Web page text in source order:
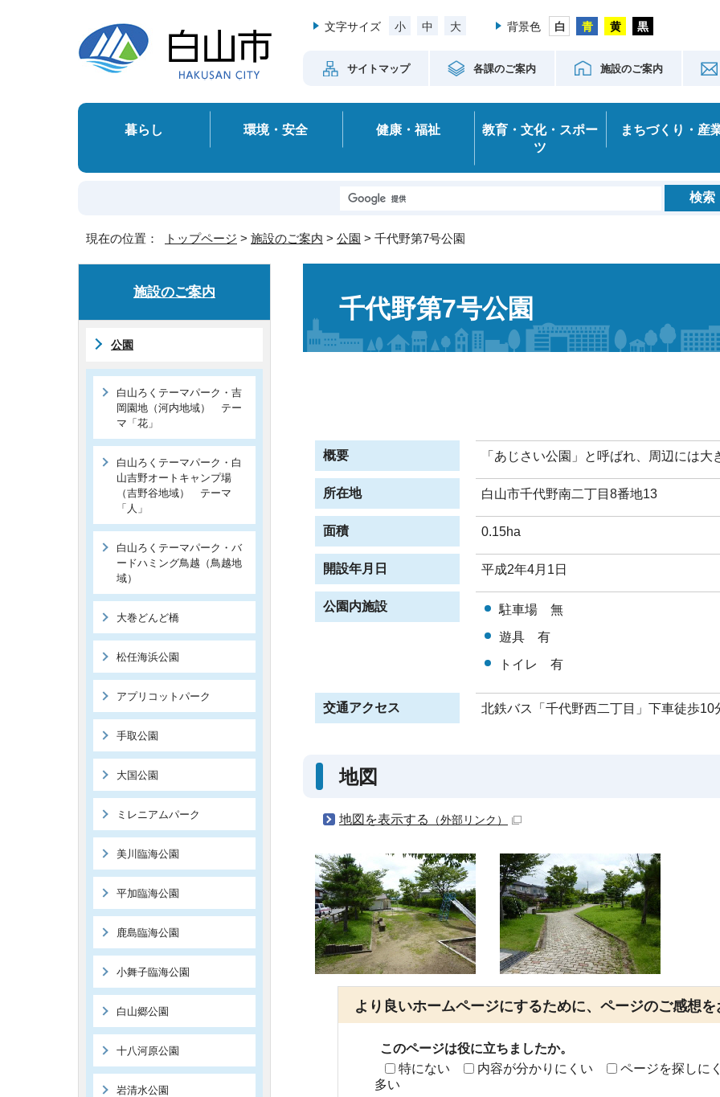
文字サイズ 小 中 大 背景色
サイトマップ 各課のご案内 施設のご案内
暮らし 環境・安全 健康・福祉
教育・文化・スポー
ツ
まちづくり・産
現在の位置： トップページ > 施設のご案内 > 公園 > 千代野第7号公園
千代野第7号公園
概要 「あじさい公園」と呼ばれ、周辺には大
所在地 白山市千代野南二丁目8番地13
面積 0.15ha
開設年月日 平成2年4月1日
公園内施設
駐車場 無
遊具 有
トイレ 有
交通アクセス 北鉄バス「千代野西二丁目」下車徒歩10
地図
地図を表示する （外部リンク）
より良いホームページにするために、ページのご感想を
このページは役に立ちましたか。
特にない
内容が分かりにくい ページを探しに
多い
施設のご案内
公園
白山ろくテーマパーク・吉
岡園地（河内地域） テー
マ「花」
白山ろくテーマパーク・白
山吉野オートキャンプ場
（吉野谷地域） テーマ
「人」
白山ろくテーマパーク・バ
ードハミング鳥越（鳥越地
域）
大巻どんど橋
松任海浜公園
アプリコットパーク
手取公園
大国公園
ミレニアムパーク
美川臨海公園
平加臨海公園
鹿島臨海公園
小舞子臨海公園
白山郷公園
十八河原公園
岩清水公園